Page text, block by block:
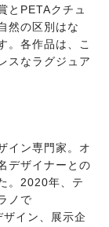
とPETAクチュ
然の区別はな
。各作品は、こ
スなラグジュア
イン専門家。オ
デザイナーとの
。2020年、テ
ノで
イン、展示企